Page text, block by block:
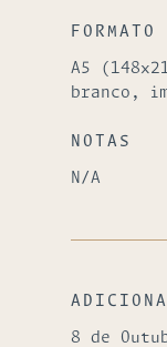
FORMATO
A5
branco,
NOTAS
N/A
8 de